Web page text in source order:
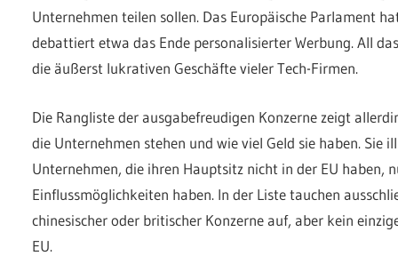
Unternehmen teilen sollen. Das Europäische Parlament
debattiert etwa das Ende personalisierter Werbung. All
die äußerst lukrativen Geschäfte vieler Tech-Firmen.
Die Rangliste der ausgabefreudigen Konzerne zeigt
die Unternehmen stehen und wie viel Geld sie haben. Sie
Unternehmen, die ihren Hauptsitz nicht in der EU haben,
Einflussmöglichkeiten haben. In der Liste tauchen
chinesischer oder britischer Konzerne auf, aber kein
EU.